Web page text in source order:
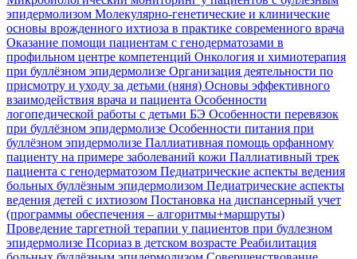
эпидермолизом Молекулярно-генетические и клинические
основы врожденного ихтиоза в практике современного врача
Оказание помощи пациентам с генодерматозами в
профильном центре компетенций Онкология и химиотерапия
при буллёзном эпидермолизе Организация деятельности по
присмотру и уходу за детьми (няня) Основы эффективного
взаимодействия врача и пациента Особенности
логопедической работы с детьми БЭ Особенности перевязок
при буллёзном эпидермолизе Особенности питания при
буллёзном эпидермолизе Паллиативная помощь орфанному
пациенту на примере заболеваний кожи Паллиативный трек
пациента с генодерматозом Педиатрические аспекты ведения
больных буллёзным эпидермолизом Педиатрические аспекты
ведения детей с ихтиозом Постановка на диспансерный учет
(программы обеспечения – алгоритмы+маршруты)
Проведение таргетной терапии у пациентов при буллезном
эпидермолизе Псориаз в детском возрасте Реабилитация